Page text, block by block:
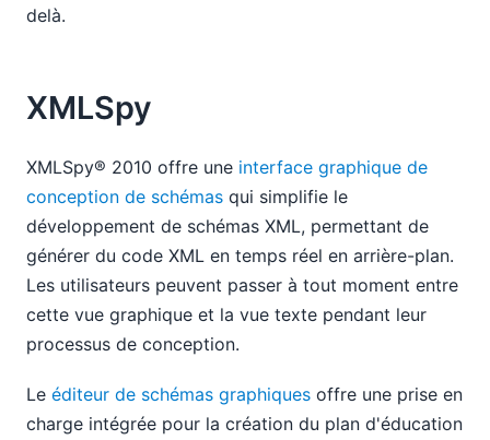
delà.
XMLSpy
XMLSpy® 2010 offre une interface graphique de
conception de schémas qui simplifie le
développement de schémas XML, permettant de
générer du code XML en temps réel en arrière-plan.
Les utilisateurs peuvent passer à tout moment entre
cette vue graphique et la vue texte pendant leur
processus de conception.
Le éditeur de schémas graphiques offre une prise en
charge intégrée pour la création du plan d'éducation